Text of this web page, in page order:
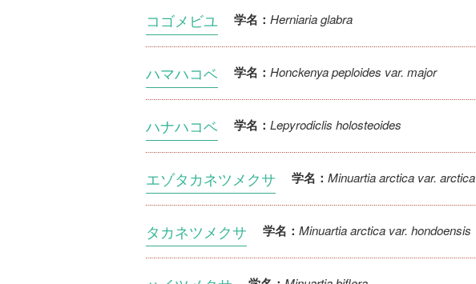
コゴメビユ 学名： Herniaria glabra
ハマハコベ 学名： Honckenya peploides var. major
ハナハコベ 学名： Lepyrodiclis holosteoides
エゾタカネツメクサ 学名： Minuartia arctica var. arctica
タカネツメクサ 学名： Minuartia arctica var. hondoensis